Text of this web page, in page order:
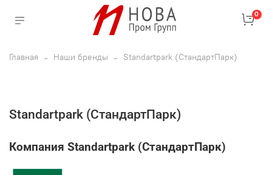
0
Главная Наши бренды Standartpark (СтандартПарк)
Standartpark (СтандартПарк)
Компания Standartpark (СтандартПарк)